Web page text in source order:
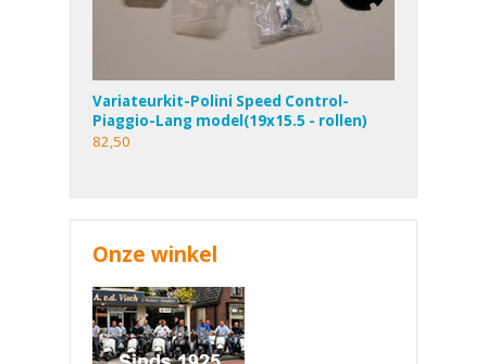
Variateurkit-Polini Speed Control-
Piaggio-Lang model(19x15.5 - rollen)
82,50
Onze winkel